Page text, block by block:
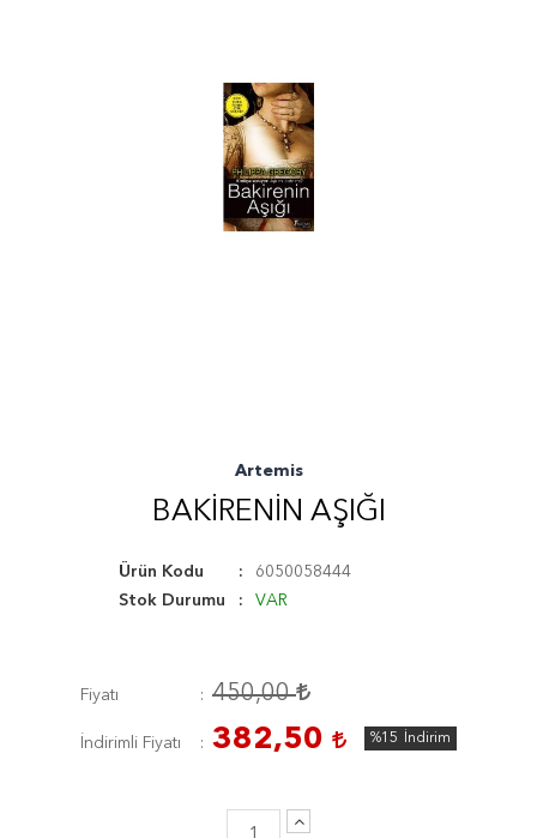
Artemis
BAKIRENIN AŞIĞI
Ürün Kodu
6050058444
Stok Durumu
VAR
Fiyatı 450,00
İndirimli Fiyatı 382,50 %15 İndirim